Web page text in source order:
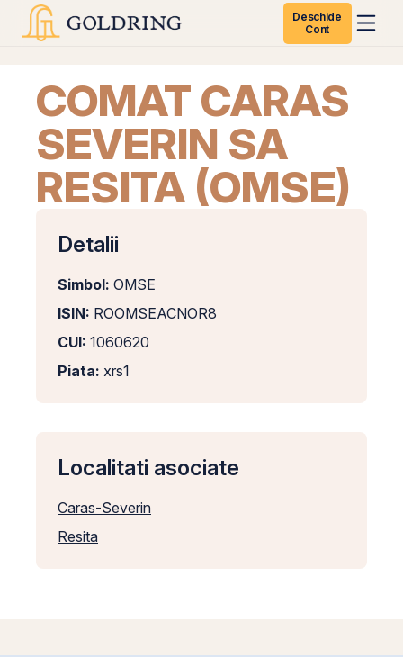
Deschide
Cont
COMAT CARAS
SEVERIN SA
RESITA (OMSE)
Detalii
Simbol: OMSE
ISIN: ROOMSEACNOR8
CUI: 1060620
Piata: xrs1
Localitati asociate
Caras-Severin
Resita